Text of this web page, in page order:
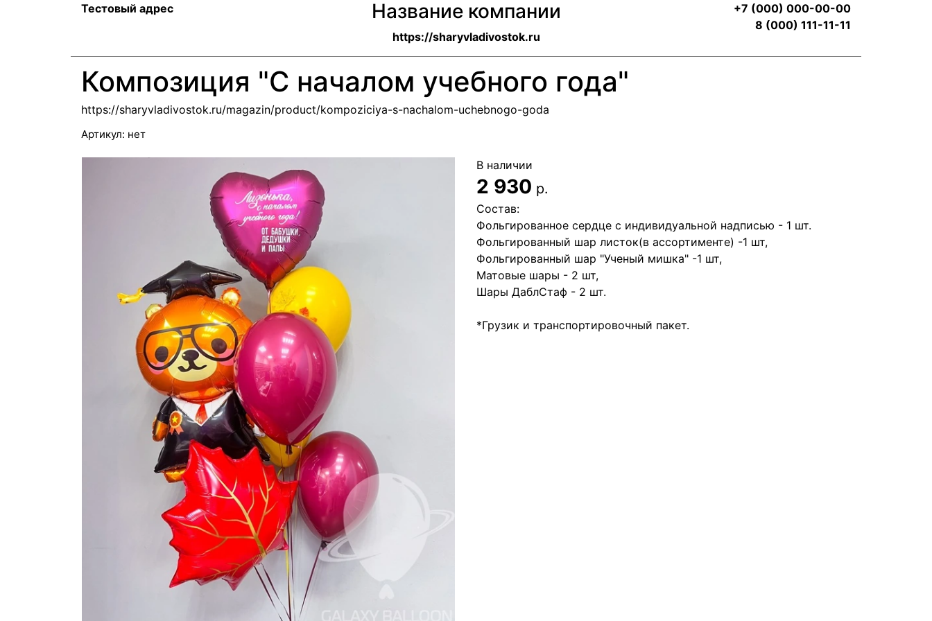
Тестовый адрес Название компании
https://sharyvladivostok.ru
+7 (000) 000-00-00
8 (000) 111-11-11
Композиция "С началом учебного года"
https://sharyvladivostok.ru/magazin/product/kompoziciya-s-nachalom-uchebnogo-goda
Артикул: нет
В наличии
2 930 р.
Состав:
Фольгированное сердце с индивидуальной надписью - 1 шт.
Фольгированный шар листок(в ассортименте) -1 шт,
Фольгированный шар "Ученый мишка" -1 шт,
Матовые шары - 2 шт,
Шары ДаблСтаф - 2 шт.
*Грузик и транспортировочный пакет.